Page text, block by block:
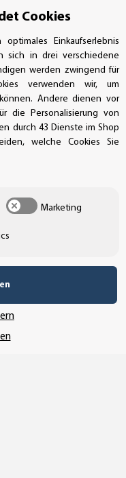
Cookies
Einkaufserlebnis
sich in drei verschiedene
werden zwingend für
verwenden wir, um
Andere dienen vor
die Personalisierung von
durch 43 Dienste im Shop
welche Cookies Sie
Marketing